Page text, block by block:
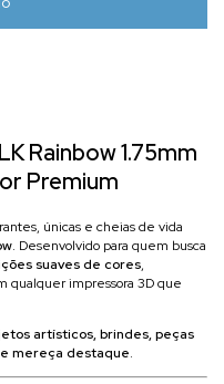
Rainbow 1.75mm
Premium
únicas e cheias de vida
. Desenvolvido para quem busca
suaves de cores,
qualquer impressora 3D que
artísticos, brindes, peças
mereça destaque.